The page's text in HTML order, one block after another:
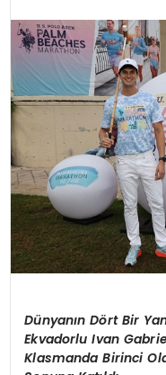
Dünyanın Dört Bir
Ekvadorlu Ivan
Klasmanda Birinci